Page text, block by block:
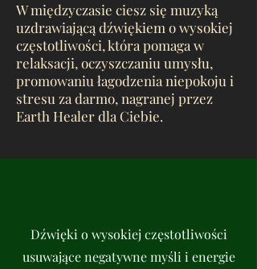
W międzyczasie ciesz się muzyką
uzdrawiającą dźwiękiem o wysokiej
częstotliwości, która pomaga w
relaksacji, oczyszczaniu umysłu,
promowaniu łagodzenia niepokoju i
stresu za darmo, nagranej przez
Earth Healer dla Ciebie.
Dźwięki o wysokiej częstotliwości
usuwające negatywne myśli i energie